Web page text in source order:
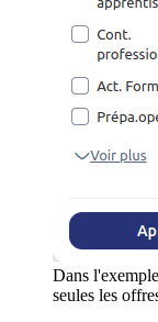
Dans
seules les